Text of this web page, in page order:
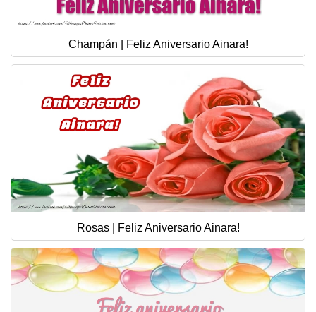
Champán | Feliz Aniversario Ainara!
Rosas | Feliz Aniversario Ainara!